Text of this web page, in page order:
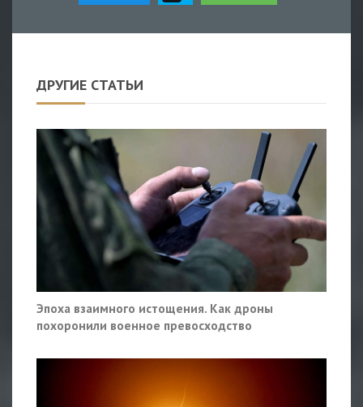
ДРУГИЕ СТАТЬИ
Эпоха взаимного истощения. Как дроны
похоронили военное превосходство